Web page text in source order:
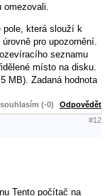
pole, která slouží k
pro upozornění.
seznamu
místo na disku.
MB). Zadaná hodnota
(-0) Odpovědět
#12
Tento počítač na